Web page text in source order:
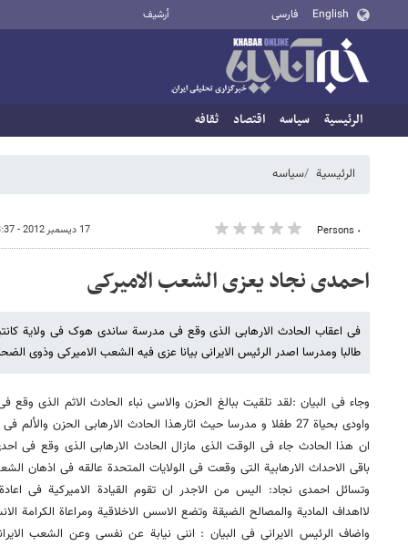
English فارسی أرشيف
الرئيسية سیاسه اقتصاد ثقافه
الرئيسية سیاسه
٠ Persons 17 ديسمبر 2012 - 13:37
احمدی نجاد یعزی الشعب الامیرکی
طالبا ومدرسا اصدر الرئیس الایرانی بیانا عزی فیه الشعب الامیرکی وذوی
وجاء فی البیان :لقد تلقیت ببالغ الحزن والاسى نباء الحادث الاثم الذی
واودی بحیاة 27 طفلا و مدرسا حیث اثارهذا الحادث الارهابی الحزن والألم فی نفسی .
ان هذا الحادث جاء فی الوقت الذی مازال الحادث الارهابی الذی وقع فی
باقی الاحداث الارهابیة التی وقعت فی الولایات المتحدة عالقه فی اذهان
وتسائل احمدی نجاد: الیس من الاجدر ان تقوم القیادة الامیرکیة فی
لااهداف المادیة والمصالح الضیقة وتضع الاسس الاخلاقیة ومراعاة الکرامة
واضاف الرئیس الایرانی فی البیان : اننی نیابة عن نفسی وعن الشعب